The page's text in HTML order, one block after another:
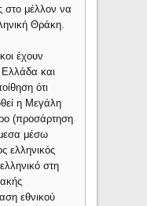
στο μέλλον να
Θράκη.
έχουν
Ελλάδα και
ότι
η Μεγάλη
(προσάρτηση
μέσω
ελληνικός
στη
εθνικού